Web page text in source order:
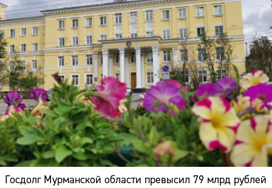
Госдолг Мурманской области превысил 79 млрд рублей